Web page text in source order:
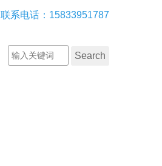
联系电话：15833951787